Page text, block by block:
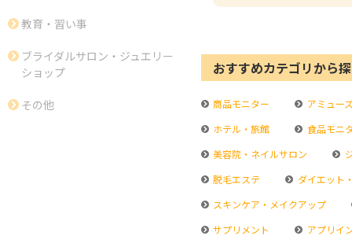
教育・習い事
ブライダルサロン・ジュエリー
ショップ
その他
おすすめカテゴリから
商品モニター
アミュー
ホテル・旅館
食品モニ
美容院・ネイルサロン
脱毛エステ
ダイエット
スキンケア・メイクアップ
サプリメント
アプリイ